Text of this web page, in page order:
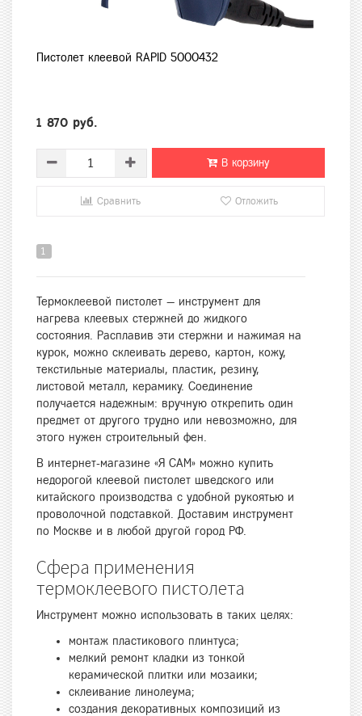
Пистолет клеевой RAPID 5000432
1 870 руб.
В корзину
Сравнить Отложить
1
Термоклеевой пистолет — инструмент для
нагрева клеевых стержней до жидкого
состояния. Расплавив эти стержни и нажимая на
курок, можно склеивать дерево, картон, кожу,
текстильные материалы, пластик, резину,
листовой металл, керамику. Соединение
получается надежным: вручную открепить один
предмет от другого трудно или невозможно, для
этого нужен строительный фен.
В интернет-магазине «Я САМ» можно купить
недорогой клеевой пистолет шведского или
китайского производства с удобной рукоятью и
проволочной подставкой. Доставим инструмент
по Москве и в любой другой город РФ.
Сфера применения
термоклеевого пистолета
Инструмент можно использовать в таких целях:
монтаж пластикового плинтуса;
мелкий ремонт кладки из тонкой
керамической плитки или мозаики;
склеивание линолеума;
создания декоративных композиций из